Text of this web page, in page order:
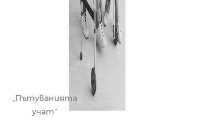
,,Пътуванията
учат”